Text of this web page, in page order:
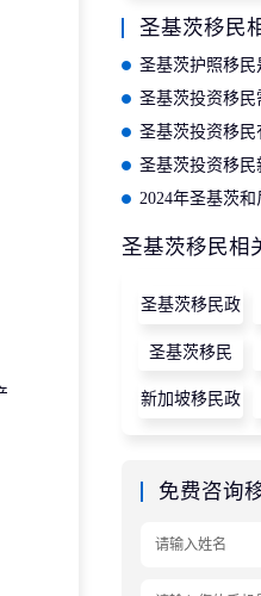
圣基茨移民
圣基茨移民相
圣基茨移民政
策
圣基茨移民
新加坡移民政
免费咨询